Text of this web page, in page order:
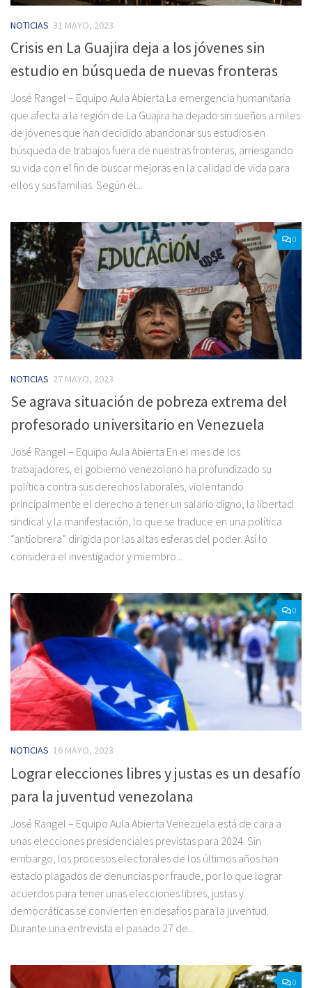
NOTICIAS 31 MAYO, 2023
Crisis en La Guajira deja a los jóvenes sin
estudio en búsqueda de nuevas fronteras
José Rangel – Equipo Aula Abierta La emergencia humanitaria
que afecta a la región de La Guajira ha dejado sin sueños a miles
de jóvenes que han decidido abandonar sus estudios en
búsqueda de trabajos fuera de nuestras fronteras, arriesgando
su vida con el fin de buscar mejoras en la calidad de vida para
ellos y sus familias. Según el...
0
NOTICIAS 27 MAYO, 2023
Se agrava situación de pobreza extrema del
profesorado universitario en Venezuela
José Rangel – Equipo Aula Abierta En el mes de los
trabajadores, el gobierno venezolano ha profundizado su
política contra sus derechos laborales, violentando
principalmente el derecho a tener un salario digno, la libertad
sindical y la manifestación, lo que se traduce en una política
“antiobrera” dirigida por las altas esferas del poder. Así lo
considera el investigador y miembro...
0
NOTICIAS 16 MAYO, 2023
Lograr elecciones libres y justas es un desafío
para la juventud venezolana
José Rangel – Equipo Aula Abierta Venezuela está de cara a
unas elecciones presidenciales previstas para 2024. Sin
embargo, los procesos electorales de los últimos años han
estado plagados de denuncias por fraude, por lo que lograr
acuerdos para tener unas elecciones libres, justas y
democráticas se convierten en desafíos para la juventud.
Durante una entrevista el pasado 27 de...
0